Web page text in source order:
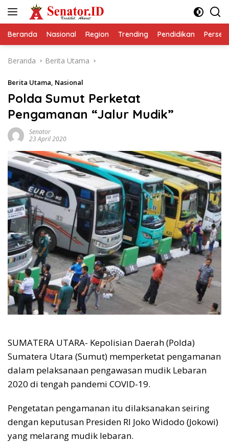
Beranda Nasional Region Trending Pendidikan
Beranda Berita Utama
Berita Utama, Nasional
Polda Sumut Perketat
Pengamanan “Jalur Mudik”
Senator
23 April 2020
SUMATERA UTARA- Kepolisian Daerah (Polda)
Sumatera Utara (Sumut) memperketat pengamanan
dalam pelaksanaan pengawasan mudik Lebaran
2020 di tengah pandemi COVID-19.
Pengetatan pengamanan itu dilaksanakan seiring
dengan keputusan Presiden RI Joko Widodo (Jokowi)
yang melarang mudik lebaran.